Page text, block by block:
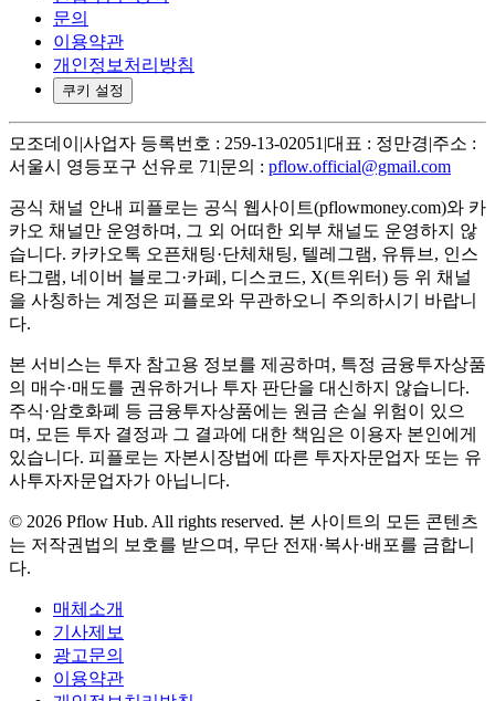
문의
이용약관
개인정보처리방침
쿠키 설정
모조데이 |사업자 등록번호 : 259-13-02051|대표 : 정만경|주소 :
서울시 영등포구 선유로 71|문의 : pflow.official@gmail.com
공식 채널 안내 피플로는 공식 웹사이트(pflowmoney.com)와 카
카오 채널만 운영하며, 그 외 어떠한 외부 채널도 운영하지 않
습니다. 카카오톡 오픈채팅·단체채팅, 텔레그램, 유튜브, 인스
타그램, 네이버 블로그·카페, 디스코드, X(트위터) 등 위 채널
을 사칭하는 계정은 피플로와 무관하오니 주의하시기 바랍니
다.
본 서비스는 투자 참고용 정보를 제공하며, 특정 금융투자상품
의 매수·매도를 권유하거나 투자 판단을 대신하지 않습니다.
주식·암호화폐 등 금융투자상품에는 원금 손실 위험이 있으
며, 모든 투자 결정과 그 결과에 대한 책임은 이용자 본인에게
있습니다. 피플로는 자본시장법에 따른 투자자문업자 또는 유
사투자자문업자가 아닙니다.
© 2026 Pflow Hub. All rights reserved. 본 사이트의 모든 콘텐츠
는 저작권법의 보호를 받으며, 무단 전재·복사·배포를 금합니
다.
매체소개
기사제보
광고문의
이용약관